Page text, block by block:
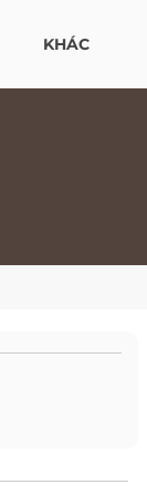
KHÁC